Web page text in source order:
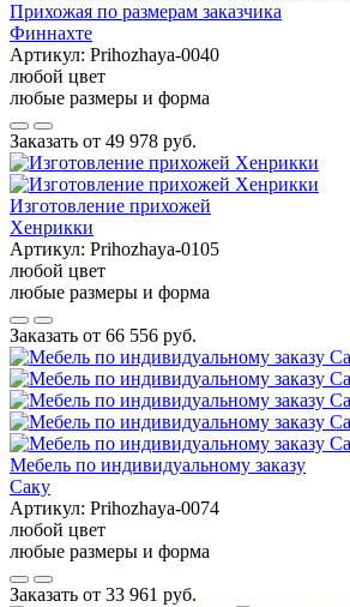
Прихожая по размерам заказчика
Финнахте
Артикул: Prihozhaya-0040
любой цвет
любые размеры и форма
Заказать от 49 978 руб.
Изготовление прихожей
Хенрикки
Артикул: Prihozhaya-0105
любой цвет
любые размеры и форма
Заказать от 66 556 руб.
Мебель по индивидуальному заказу
Саку
Артикул: Prihozhaya-0074
любой цвет
любые размеры и форма
Заказать от 33 961 руб.